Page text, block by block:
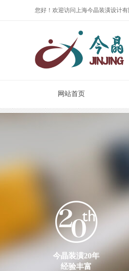
您好！欢迎访问上海今晶装潢设计
网站首页
今晶装潢20年
经验丰富